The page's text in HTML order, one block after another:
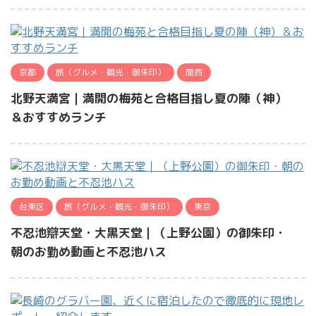
京都 旅（グルメ・観光・御朱印） 関西
北野天満宮｜満開の梅苑と合格目指し夏の陣（神）
＆おすすめランチ
台東区 旅（グルメ・観光・御朱印） 東京
不忍池辯天堂・大黒天堂｜（上野公園）の御朱印・
朝のお勤め動画と不忍池ハス